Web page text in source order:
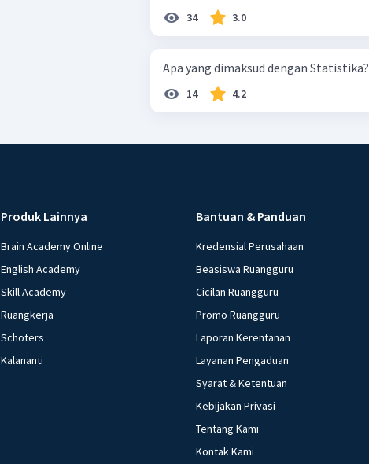
34 3.0
Apa yang dimaksud dengan Statistika?
14 4.2
Produk Lainnya
Brain Academy Online
English Academy
Skill Academy
Ruangkerja
Schoters
Kalananti
Bantuan & Panduan
Kredensial Perusahaan
Beasiswa Ruangguru
Cicilan Ruangguru
Promo Ruangguru
Laporan Kerentanan
Layanan Pengaduan
Syarat & Ketentuan
Kebijakan Privasi
Tentang Kami
Kontak Kami